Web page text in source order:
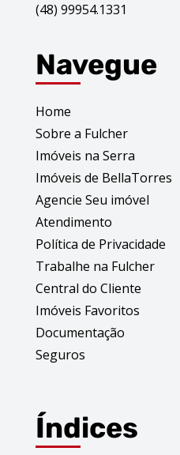
(48) 99954.1331
Navegue
Home
Sobre a Fulcher
Imóveis na Serra
Imóveis de BellaTorres
Agencie Seu imóvel
Atendimento
Política de Privacidade
Trabalhe na Fulcher
Central do Cliente
Imóveis Favoritos
Documentação
Seguros
Índices